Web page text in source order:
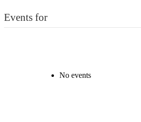
Events for
No events